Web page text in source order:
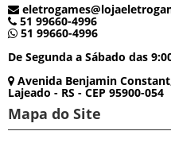
51 99660-4996
51 99660-4996
De Segunda a Sábado das
Avenida Benjamin
Lajeado - RS - CEP 95900-054
Mapa do Site